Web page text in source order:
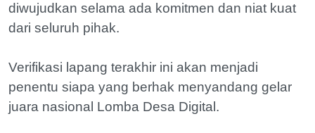
diwujudkan selama ada komitmen dan niat kuat
dari seluruh pihak.
Verifikasi lapang terakhir ini akan menjadi
penentu siapa yang berhak menyandang gelar
juara nasional Lomba Desa Digital.